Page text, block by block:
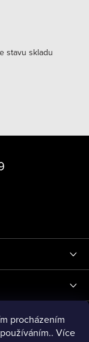
procházením
Více
stavu skladu